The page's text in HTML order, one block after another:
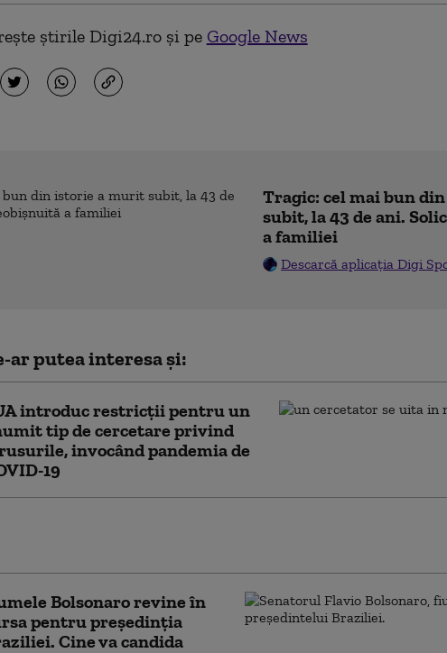
știrile Digi24.ro și pe Google News
Tragic: cel mai bun
subit, la 43 de ani.
a familiei
Descarcă aplicația Digi
ar putea interesa și:
introduc restricții pentru un
tip de cercetare privind
invocând pandemia de
19
Bolsonaro revine în
pentru președinția
Cine va candida